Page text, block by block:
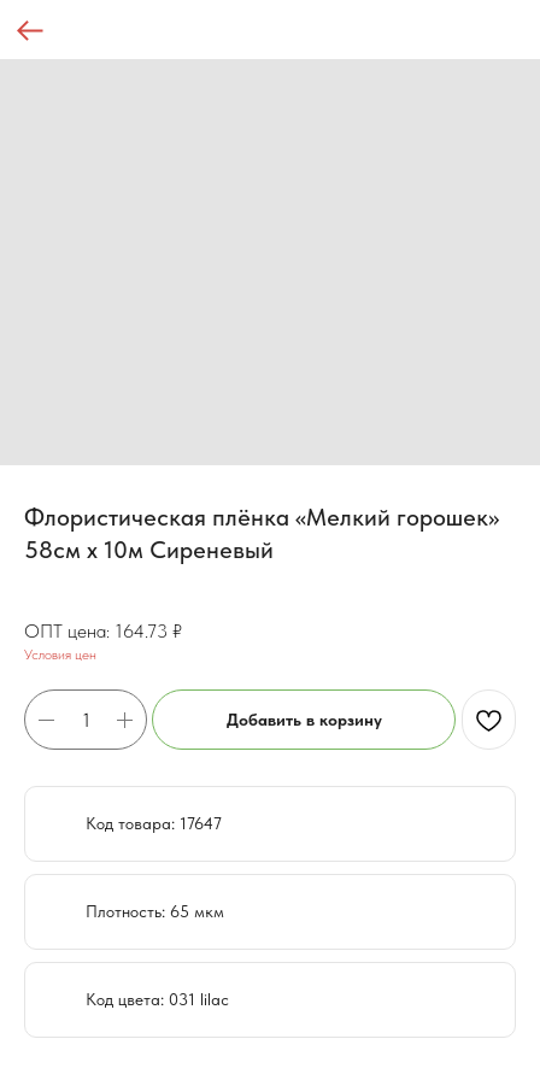
Флористическая плёнка «Мелкий горошек»
58см x 10м Сиреневый
164.73 ₽
Условия цен
Добавить в корзину
Код товара: 17647
Плотность: 65 мкм
Код цвета: 031 lilac